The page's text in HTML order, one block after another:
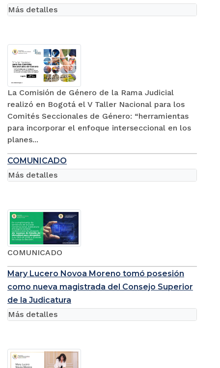
La Comisión de Género de la Rama Judicial
realizó en Bogotá el V Taller Nacional para los
Comités Seccionales de Género: “herramientas
para incorporar el enfoque interseccional en los
planes...
Más detalles
COMUNICADO
COMUNICADO
Más detalles
Mary Lucero Novoa Moreno tomó posesión
como nueva magistrada del Consejo Superior
de la Judicatura
Más detalles